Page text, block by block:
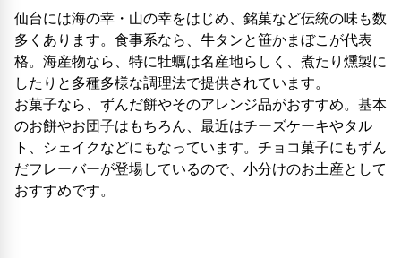
仙台には海の幸・山の幸をはじめ、銘菓など伝統の味も数
多くあります。食事系なら、牛タンと笹かまぼこが代表
格。海産物なら、特に牡蠣は名産地らしく、煮たり燻製に
したりと多種多様な調理法で提供されています。
お菓子なら、ずんだ餅やそのアレンジ品がおすすめ。基本
のお餅やお団子はもちろん、最近はチーズケーキやタル
ト、シェイクなどにもなっています。チョコ菓子にもずん
だフレーバーが登場しているので、小分けのお土産として
おすすめです。